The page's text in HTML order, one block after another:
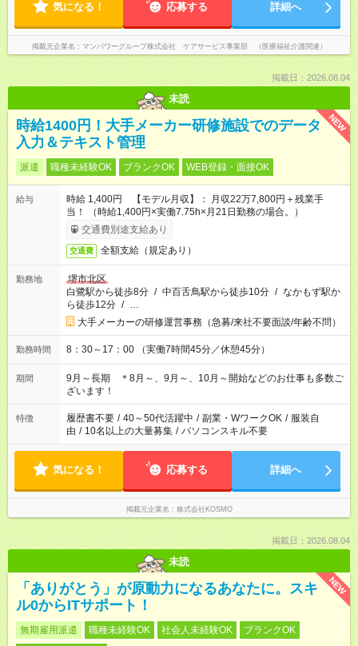
気になる！ 応募する 詳細へ
掲載元企業名 マンパワーグループ株式会社 ケアサービス事業部 （医療福祉介護関連）
掲載日：2026.08.04
未読
NEW
時給1400円！大手メーカー研修施設でのデータ
入力＆テキスト管理
派遣 職種未経験OK ブランクOK WEB登録・面接OK
給与
時給 1,400円 【モデル月収】： 月収22万7,800円＋残業手
当！ （時給1,400円×実働7.75h×月21日勤務の場合。）
交通費別途支給あり
交通費 全額支給（規定あり）
勤務地
堺市北区
白鷺駅から徒歩8分 / 中百舌鳥駅から徒歩10分 / なかもず駅か
ら徒歩12分 / …
大手メーカーの研修運営事務（急募/来社不要面談/年齢不問）
勤務時間 8：30～17：00 （実働7時間45分／休憩45分）
期間
9月～長期 ＊8月～、9月～、10月～開始などのお仕事も多数ご
ざいます！
特徴 履歴書不要 / 40～50代活躍中 / 副業・WワークOK / 服装自
由 / 10名以上の大量募集 / パソコンスキル不要
気になる！ 応募する 詳細へ
掲載元企業名 株式会社KOSMO
掲載日：2026.08.04
未読
NEW
「ありがとう」が原動力になるあなたに。スキ
ル0からITサポート！
無期雇用派遣 職種未経験OK 社会人未経験OK
ブランクOK